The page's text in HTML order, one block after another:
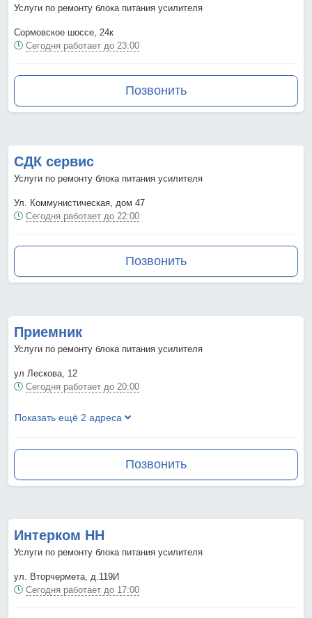
Услуги по ремонту блока питания усилителя
Сормовское шоссе, 24к
Сегодня работает до 23:00
Позвонить
СДК сервис
Услуги по ремонту блока питания усилителя
Ул. Коммунистическая, дом 47
Сегодня работает до 22:00
Позвонить
Приемник
Услуги по ремонту блока питания усилителя
ул Лескова, 12
Сегодня работает до 20:00
Показать ещё 2 адреса
Позвонить
Интерком НН
Услуги по ремонту блока питания усилителя
ул. Вторчермета, д.119И
Сегодня работает до 17:00